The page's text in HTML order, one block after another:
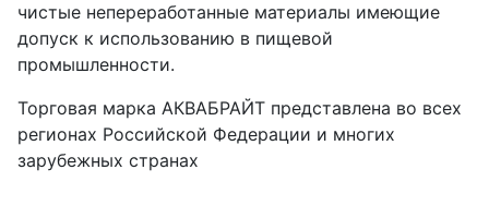
чистые непереработанные материалы имеющие
допуск к использованию в пищевой
промышленности.
Торговая марка АКВАБРАЙТ представлена во всех
регионах Российской Федерации и многих
зарубежных странах